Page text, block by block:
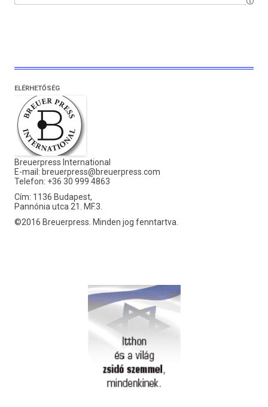
ELÉRHETŐSÉG
Breuerpress International
E-mail: breuerpress@breuerpress.com
Telefon: +36 30 999 4863
Cím: 1136 Budapest,
Pannónia utca 21. MF.3.
©2016 Breuerpress. Minden jog fenntartva.